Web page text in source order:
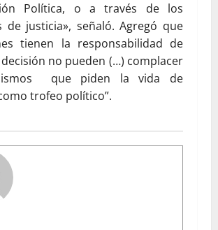
Política, o a través de los
de justicia», señaló. Agregó que
tienen la responsabilidad de
no pueden (…) complacer
que piden la vida de
trofeo político”.